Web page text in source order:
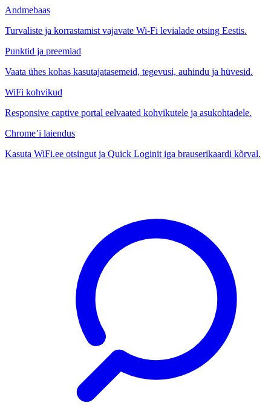
Andmebaas
Turvaliste ja korrastamist vajavate Wi-Fi levialade otsing Eestis.
Punktid ja preemiad
Vaata ühes kohas kasutajatasemeid, tegevusi, auhindu ja hüvesid.
WiFi kohvikud
Responsive captive portal eelvaated kohvikutele ja asukohtadele.
Chrome’i laiendus
Kasuta WiFi.ee otsingut ja Quick Loginit iga brauserikaardi kõrval.